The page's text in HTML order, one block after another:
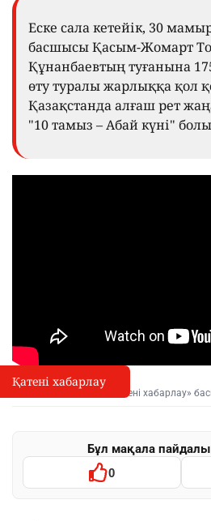
Еске сала кетейік, 30
басшысы Қасым-Жомарт
Құнанбаевтың туғанына
өту туралы жарлыққа қол
Қазақстанда алғаш рет
"10 тамыз – Абай күні"
I
Қате туралы хабарлау
Мәтінді белгілеп, «Қатені хабарлау»
Бұл мақала
0
Қатені хабарлау